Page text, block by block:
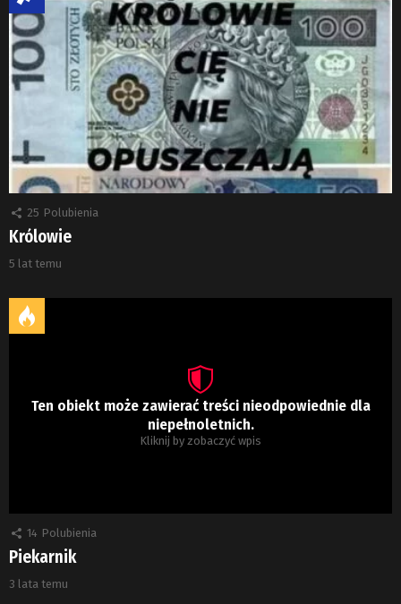
25 Polubienia
Królowie
5 lat temu
Ten obiekt może zawierać treści nieodpowiednie dla
niepełnoletnich.
Kliknij by zobaczyć wpis
14 Polubienia
Piekarnik
3 lata temu